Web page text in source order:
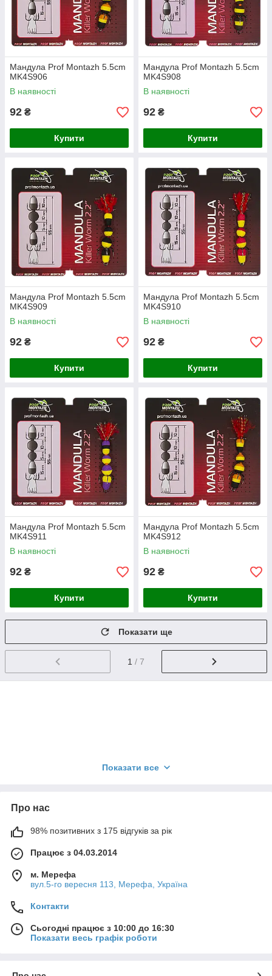
Мандула Prof Montazh 5.5cm
MK4S906
В наявності
92 ₴
Купити
Мандула Prof Montazh 5.5cm
MK4S908
В наявності
92 ₴
Купити
Мандула Prof Montazh 5.5cm
MK4S909
В наявності
92 ₴
Купити
Мандула Prof Montazh 5.5cm
MK4S910
В наявності
92 ₴
Купити
Мандула Prof Montazh 5.5cm
MK4S911
В наявності
92 ₴
Купити
Мандула Prof Montazh 5.5cm
MK4S912
В наявності
92 ₴
Купити
Показати ще
1 / 7
Профмонтаж.
Показати все
Про нас
98% позитивних з 175 відгуків за рік
Працює з 04.03.2014
м. Мерефа
вул.5-го вересня 113, Мерефа, Україна
Контакти
Сьогодні працює з 10:00 до 16:30
Показати весь графік роботи